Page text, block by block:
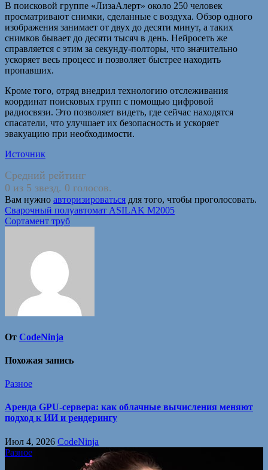
В поисковой группе «ЛизаАлерт» около 250 человек
просматривают снимки, сделанные с воздуха. Обзор одного
изображения занимает от двух до десяти минут, а таких
снимков бывает до десяти тысяч в день. Нейросеть же
справляется с этим за секунду-полторы, что значительно
ускоряет весь процесс и позволяет быстрее находить
пропавших.
Кроме того, отряд внедрил технологию отслеживания
координат поисковых групп с помощью цифровой
радиосвязи. Это позволяет видеть, где сейчас находятся
спасатели, что улучшает их безопасность и ускоряет
эвакуацию при необходимости.
Источник
Средний рейтинг
0 из 5 звезд. 0 голосов.
Вам нужно авторизироваться для того, чтобы проголосовать.
Навигация
по
Сварочный полуавтомат ASILAK M2005
Сортамент труб
От CodeNinja
Похожая запись
Разное
Аренда GPU-сервера: как облачные вычисления меняют
подход к ИИ и рендерингу
Июл 4, 2026 CodeNinja
Разное